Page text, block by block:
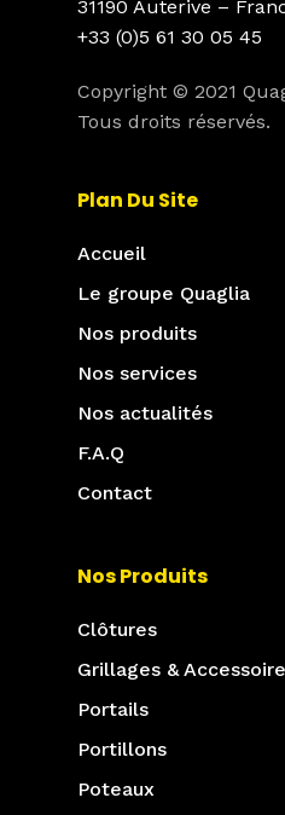
31190 Auterive –
+33 (0)5 61 30 05 45
Copyright © 2021
Tous droits réservés.
Plan Du Site
Accueil
Le groupe Quaglia
Nos produits
Nos services
Nos actualités
F.A.Q
Contact
Nos Produits
Clôtures
Grillages &
Portails
Portillons
Poteaux